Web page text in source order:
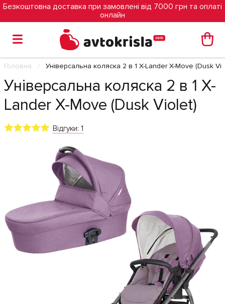
Безкоштовна доставка при замовлені від 7000 грн та оплаті
онлайн
Головна Універсальна коляска 2 в 1 X-Lander X-Move (Dusk
Універсальна коляска 2 в 1 X-
Lander X-Move (Dusk Violet)
Відгуки: 1